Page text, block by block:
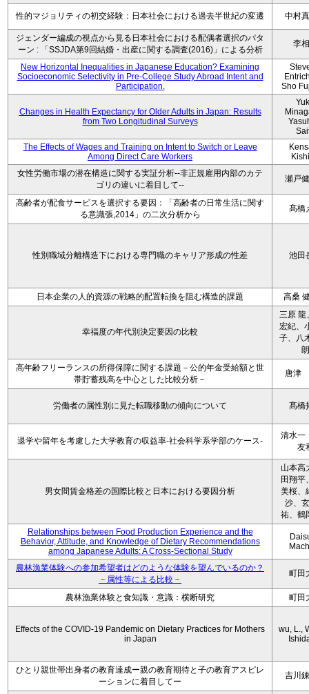
性的マジョリティの初交経験：日本社会における過去半世紀の変遷 中村
ジェンダー編成の視点から見る日本社会における配偶者選択のパタ
ーン : 「SSJDA第9回結婚・出産に関する調査(2016)」による分析
李
New Horizontal Inequalities in Japanese Education? Examining
Socioeconomic Selectivity in Pre-College Study Abroad Intent and
Participation.
Sho
Changes in Health Expectancy for Older Adults in Japan: Results
from Two Longitudinal Surveys
The Effects of Wages and Training on Intent to Switch or Leave
Among Direct Care Workers
女性労働市場の潜在構造に関する実証分析--非正規雇用内部のカテ
ゴリの違いに着目して--
瀬戸
高齢者が配食サービスを選択する要因：「高齢者の日常生活に関す
る意識張,2014」の二次分析から
髙橋
性別職域分離構造下における専門職のキャリア形成の性差 池田
日本企業の人的資源の戦略的配置転換を阻む構造的課題 高桑
幸福度の年代別決定要因の比較
三原 龍
宏紀、
子、八
朗
高年齢フリーランスの所得保障に関する課題－公的年金受給額と世
帯貯蓄残高を中心とした比較分析－
唐津
労働者の属性別に見た転職移動の傾向について 髙橋
退学や留年を考慮した大学教育の収益率-社会科学系学部のケース-
清水一
友
男女間賃金格差の国際比較と日本における要因分析
山本高
田翔平
美桜、
沙、
祐、鶴
Relationships between Food Production Experience and the
Behavior, Attitude, and Knowledge of Dietary Recommendations
among Japanese Adults: A Cross-Sectional Study
農林漁業体験への参加希望者はどのような体験を望んでいるのか？
－属性等による比較－
町田
農林漁業体験と食知識・意識：横断研究 町田
Effects of the COVID-19 Pandemic on Dietary Practices for Mothers
in Japan
wu, L.,
ひとり親世帯出身者の教育達成ー親の教育期待と子の教育アスピレ
ーションに着目してー
吉川